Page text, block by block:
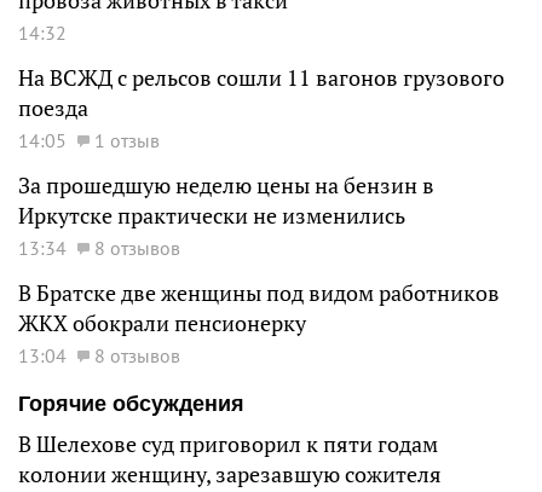
14:32
На ВСЖД с рельсов сошли 11 вагонов грузового
поезда
14:05 1 отзыв
За прошедшую неделю цены на бензин в
Иркутске практически не изменились
13:34 8 отзывов
В Братске две женщины под видом работников
ЖКХ обокрали пенсионерку
13:04
8 отзывов
Горячие обсуждения
В Шелехове суд приговорил к пяти годам
колонии женщину, зарезавшую сожителя